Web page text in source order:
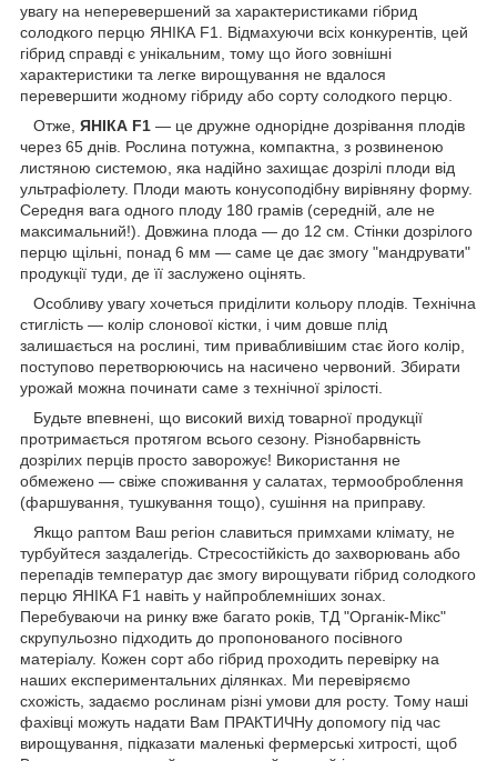
увагу на неперевершений за характеристиками гібрид
солодкого перцю ЯНІКА F1. Відмахуючи всіх конкурентів, цей
гібрид справді є унікальним, тому що його зовнішні
характеристики та легке вирощування не вдалося
перевершити жодному гібриду або сорту солодкого перцю.
Отже, ЯНІКА F1 — це дружне однорідне дозрівання плодів
через 65 днів. Рослина потужна, компактна, з розвиненою
листяною системою, яка надійно захищає дозрілі плоди від
ультрафіолету. Плоди мають конусоподібну вирівняну форму.
Середня вага одного плоду 180 грамів (середній, але не
максимальний!). Довжина плода — до 12 см. Стінки дозрілого
перцю щільні, понад 6 мм — саме це дає змогу "мандрувати"
продукції туди, де її заслужено оцінять.
Особливу увагу хочеться приділити кольору плодів. Технічна
стиглість — колір слонової кістки, і чим довше плід
залишається на рослині, тим привабливішим стає його колір,
поступово перетворюючись на насичено червоний. Збирати
урожай можна починати саме з технічної зрілості.
Будьте впевнені, що високий вихід товарної продукції
протримається протягом всього сезону. Різнобарвність
дозрілих перців просто заворожує! Використання не
обмежено — свіже споживання у салатах, термооброблення
(фаршування, тушкування тощо), сушіння на приправу.
Якщо раптом Ваш регіон славиться примхами клімату, не
турбуйтеся заздалегідь. Стресостійкість до захворювань або
перепадів температур дає змогу вирощувати гібрид солодкого
перцю ЯНІКА F1 навіть у найпроблемніших зонах.
Перебуваючи на ринку вже багато років, ТД "Органік-Мікс"
скрупульозно підходить до пропонованого посівного
матеріалу. Кожен сорт або гібрид проходить перевірку на
наших експериментальних ділянках. Ми перевіряємо
схожість, задаємо рослинам різні умови для росту. Тому наші
фахівці можуть надати Вам ПРАКТИЧНу допомогу під час
вирощування, підказати маленькі фермерські хитрості, щоб